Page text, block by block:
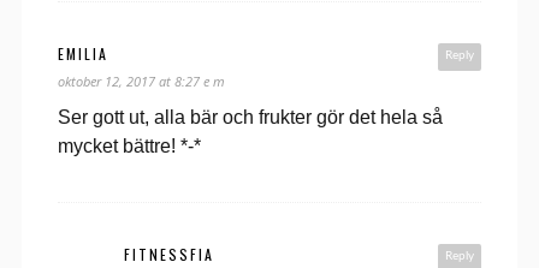
Reply
EMILIA
oktober 12, 2017 at 8:27 e m
Ser gott ut, alla bär och frukter gör det hela så
mycket bättre! *-*
Reply
FITNESSFIA